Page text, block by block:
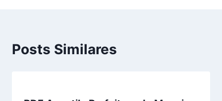
Posts Similares